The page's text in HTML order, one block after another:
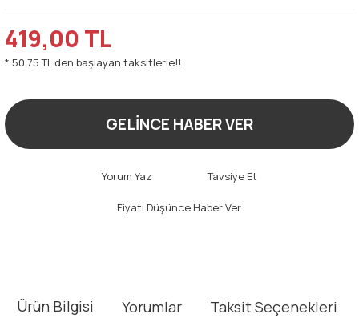
419,00 TL
* 50,75 TL den başlayan taksitlerle!!
GELİNCE HABER VER
Yorum Yaz Tavsiye Et
Fiyatı Düşünce Haber Ver
Ürün Bilgisi Yorumlar Taksit Seçenekleri